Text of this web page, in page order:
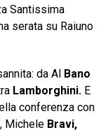
Santissima
serata su Raiuno
da Al Bano
Lamborghini.E
conferenza con
, Michele Bravi,